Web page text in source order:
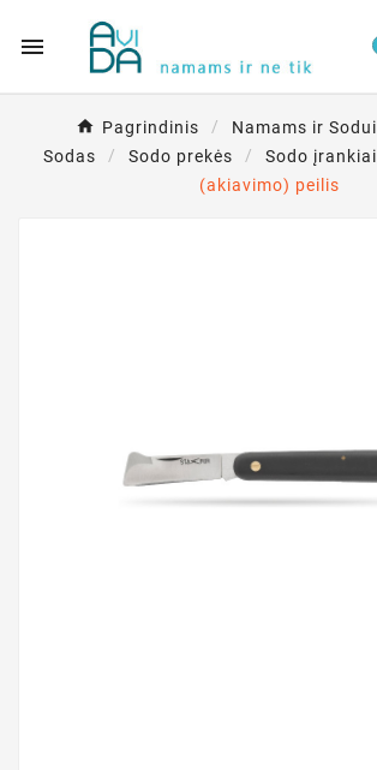

Pagrindinis Namams ir Sodui
Sodas
Sodo prekės Sodo įrankiai
(akiavimo) peilis